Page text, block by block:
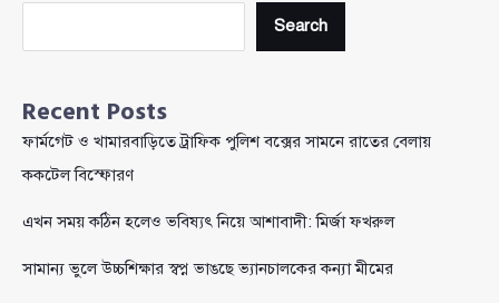
আদালত
প্রাঙ্গণ
Search
Recent Posts
ফার্মগেট ও খামারবাড়িতে ট্রাফিক পুলিশ বক্সের সামনে রাতের বেলায়
ককটেল বিস্ফোরণ
এখন সময় কঠিন হলেও ভবিষ্যৎ নিয়ে আশাবাদী: মির্জা ফখরুল
সামান্য ভুলে উচ্চশিক্ষার স্বপ্ন ভাঙছে ভ্যানচালকের কন্যা মীমের